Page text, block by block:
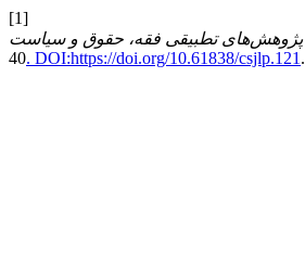
[1]
پژوهش‌های تطبیقی فقه، حقوق و سیاست
40. DOI:https://doi.org/10.61838/csjlp.121 .